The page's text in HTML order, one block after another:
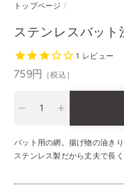
トップページ /
ステンレスバット
1 レビュー
通
格
759円 ［税込］
バット用の網。揚げ物の油きり
ステンレス製だから丈夫で長